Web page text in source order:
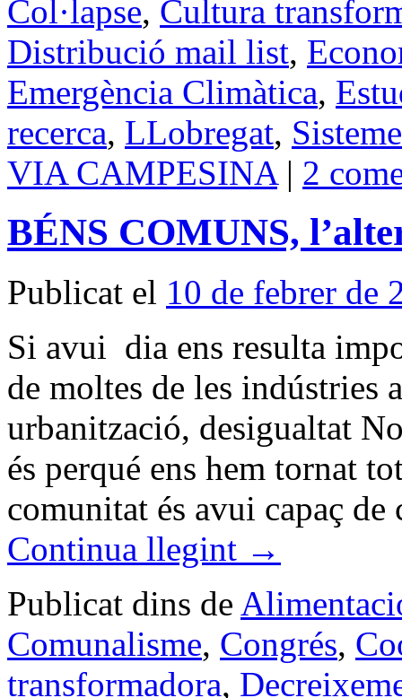
Col·lapse, Cultura
Distribució mail list,
Emergència Climàtica,
recerca, LLobregat,
VIA CAMPESINA | 2
BÉNS COMUNS,
Publicat el 10 de febrer de
Si avui dia ens resulta
de moltes de les indústries
urbanització, desigualtat
és perqué ens hem tornat
comunitat és avui capaç
Continua llegint →
Publicat dins de
Comunalisme, Congrés,
transformadora,